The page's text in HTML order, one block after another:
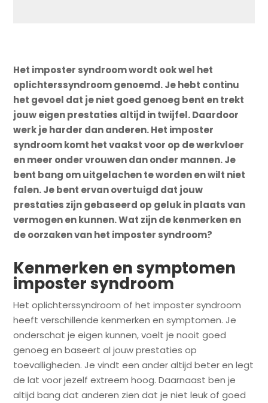
Het imposter syndroom wordt ook wel het
oplichterssyndroom genoemd. Je hebt continu
het gevoel dat je niet goed genoeg bent en trekt
jouw eigen prestaties altijd in twijfel. Daardoor
werk je harder dan anderen. Het imposter
syndroom komt het vaakst voor op de werkvloer
en meer onder vrouwen dan onder mannen. Je
bent bang om uitgelachen te worden en wilt niet
falen. Je bent ervan overtuigd dat jouw
prestaties zijn gebaseerd op geluk in plaats van
vermogen en kunnen. Wat zijn de kenmerken en
de oorzaken van het imposter syndroom?
Kenmerken en symptomen
imposter syndroom
Het oplichterssyndroom of het imposter syndroom
heeft verschillende kenmerken en symptomen. Je
onderschat je eigen kunnen, voelt je nooit goed
genoeg en baseert al jouw prestaties op
toevalligheden. Je vindt een ander altijd beter en legt
de lat voor jezelf extreem hoog. Daarnaast ben je
altijd bang dat anderen zien dat je niet leuk of goed